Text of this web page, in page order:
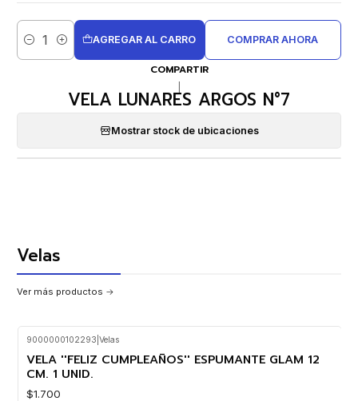
Cantidad
AGREGAR AL CARRO COMPRAR AHORA
COMPARTIR
VELA LUNARES ARGOS N°7
Mostrar stock de ubicaciones
Velas
Ver más productos
9000000102293 Velas
VELA ''FELIZ CUMPLEAÑOS'' ESPUMANTE GLAM 12
CM. 1 UNID.
$1.700